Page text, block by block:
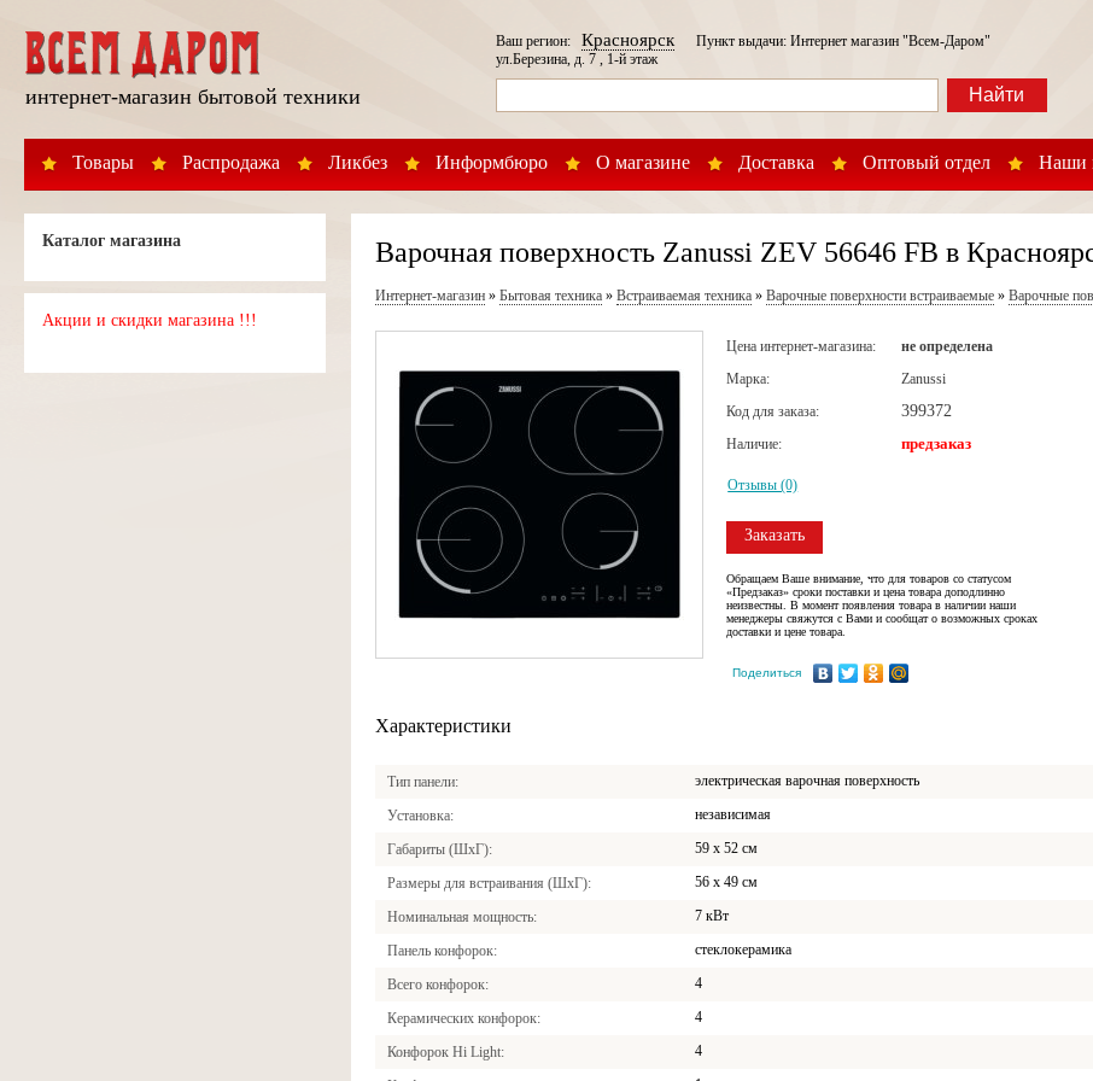
интернет-магазин бытовой техники
Товары Распродажа Ликбез Информбюро О магазине Доставка Оптовый отдел Наши
Ваш регион:КрасноярскПункт выдачи: Интернет магазин "Всем-Даром"
ул.Березина, д. 7 , 1-й этаж
Найти
Каталог магазина
Акции и скидки магазина !!!
Варочная поверхность Zanussi ZEV 56646 FB в
Интернет-магазин »Бытовая техника »Встраиваемая техника »Варочные поверхности встраиваемые »Варочные
Цена интернет-магазина:
не определена
Марка:
Zanussi
Код для заказа:
399372
Наличие: предзаказ
Отзывы (0)
Заказать
Обращаем Ваше внимание, что для товаров со статусом
«Предзаказ» сроки поставки и цена товара доподлинно
неизвестны. В момент появления товара в наличии наши
менеджеры свяжутся с Вами и сообщат о возможных сроках
доставки и цене товара.
Поделиться
Характеристики
Тип панели электрическая варочная поверхность
Установка независимая
Габариты (ШхГ) 59 x 52 см
Размеры для встраивания (ШхГ) 56 x 49 см
Номинальная мощность 7 кВт
Панель конфорок стеклокерамика
Всего конфорок 4
Керамических конфорок 4
Конфорок Hi Light 4